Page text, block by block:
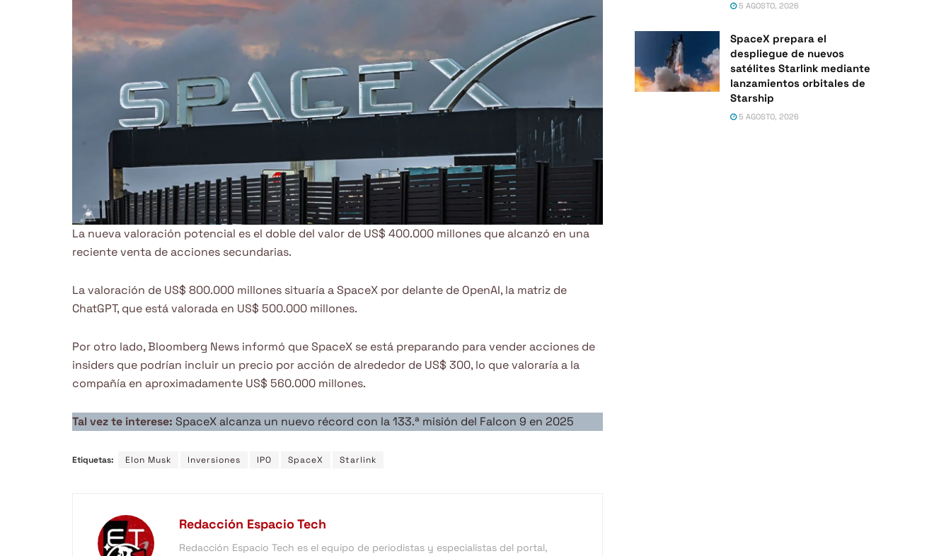
La nueva valoración potencial es el doble del valor de US$ 400.000 millones que alcanzó en una
reciente venta de acciones secundarias.
La valoración de US$ 800.000 millones situaría a SpaceX por delante de OpenAI, la matriz de
ChatGPT, que está valorada en US$ 500.000 millones.
Por otro lado, Bloomberg News informó que SpaceX se está preparando para vender acciones de
insiders que podrían incluir un precio por acción de alrededor de US$ 300, lo que valoraría a la
compañía en aproximadamente US$ 560.000 millones.
Tal vez te interese: SpaceX alcanza un nuevo récord con la 133.ª misión del Falcon 9 en 2025
Etiquetas: Elon Musk Inversiones IPO SpaceX Starlink
Redacción Espacio Tech
Redacción Espacio Tech es el equipo de periodistas y especialistas del portal,
5 AGOSTO, 2026
SpaceX prepara el
despliegue de nuevos
satélites Starlink mediante
lanzamientos orbitales de
Starship
5 AGOSTO, 2026